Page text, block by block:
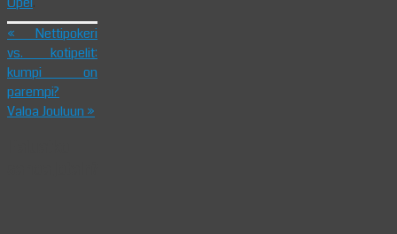
« Nettipokeri
vs. kotipelit:
kumpi on
parempi?
Valoa Jouluun »